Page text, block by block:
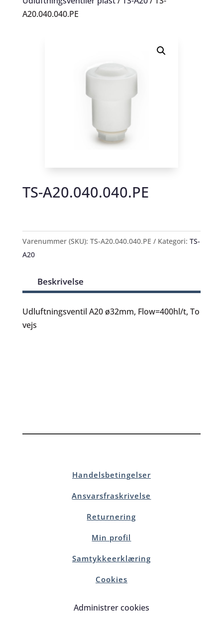
A20.040.040.PE
TS-A20.040.040.PE
Varenummer (SKU): TS-A20.040.040.PE Kategori: TS-
A20
Beskrivelse
Udluftningsventil A20 ø32mm, Flow=400hl/t, To
vejs
Handelsbetingelser
Ansvarsfraskrivelse
Returnering
Min profil
Samtykkeerklæring
Cookies
Administrer cookies